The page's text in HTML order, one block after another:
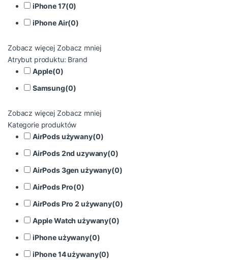
iPhone 17(0)
iPhone Air(0)
Zobacz więcej Zobacz mniej
Atrybut produktu: Brand
Apple(0)
Samsung(0)
Zobacz więcej Zobacz mniej
Kategorie produktów
AirPods używany(0)
AirPods 2nd uzywany(0)
AirPods 3gen używany(0)
AirPods Pro(0)
AirPods Pro 2 używany(0)
Apple Watch używany(0)
iPhone używany(0)
iPhone 14 używany(0)